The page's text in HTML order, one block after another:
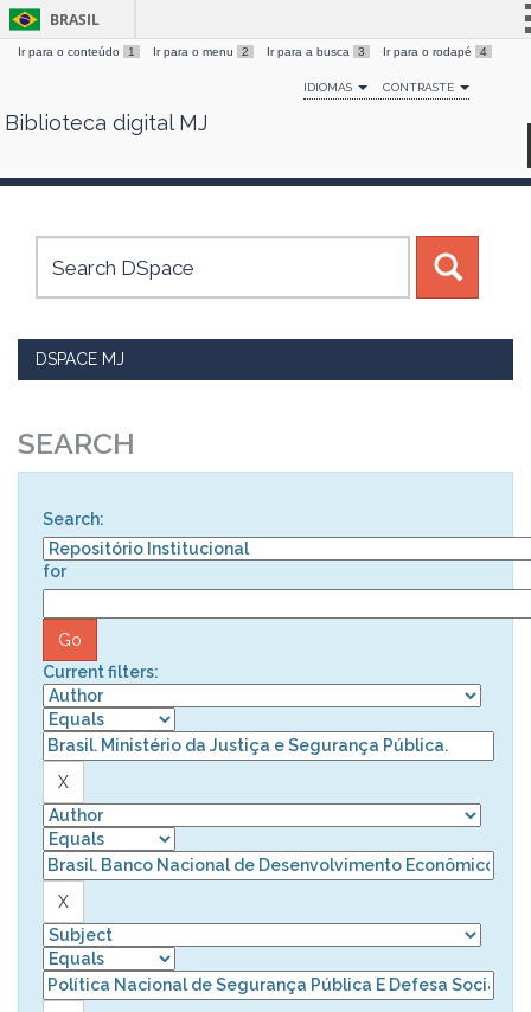
Skip
BRASIL
Simplifique!
Comunica BR
Canais
Ir para o conteúdo 1 Ir para o menu 2 Ir para a busca 3 Ir para o rodapé 4
IDIOMAS CONTRASTE
Biblioteca digital MJ
DSPACE MJ
SEARCH
Search:
for
Current filters: